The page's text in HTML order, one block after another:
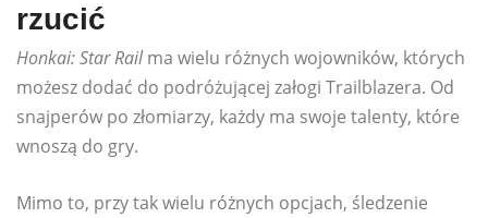
rzucić
Honkai: Star Railma wielu różnych wojowników, których
możesz dodać do podróżującej załogi Trailblazera. Od
snajperów po złomiarzy, każdy ma swoje talenty, które
wnoszą do gry.
Mimo to, przy tak wielu różnych opcjach, śledzenie